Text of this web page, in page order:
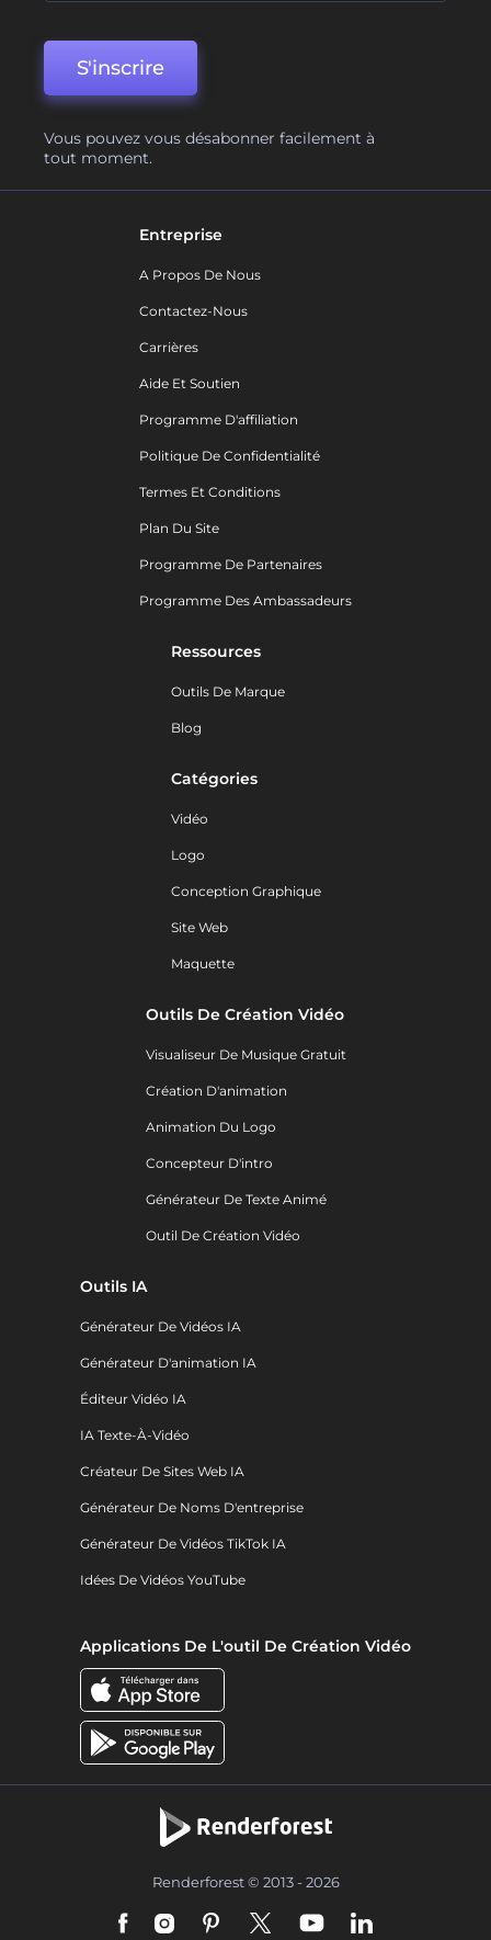
S'inscrire
Vous pouvez vous désabonner facilement à
tout moment.
Entreprise
A Propos De Nous
Contactez-Nous
Carrières
Aide Et Soutien
Programme D'affiliation
Politique De Confidentialité
Termes Et Conditions
Plan Du Site
Programme De Partenaires
Programme Des Ambassadeurs
Ressources
Outils De Marque
Blog
Catégories
Vidéo
Logo
Conception Graphique
Site Web
Maquette
Outils De Création Vidéo
Visualiseur De Musique Gratuit
Création D'animation
Animation Du Logo
Concepteur D'intro
Générateur De Texte Animé
Outil De Création Vidéo
Outils IA
Générateur De Vidéos IA
Générateur D'animation IA
Éditeur Vidéo IA
IA Texte-À-Vidéo
Créateur De Sites Web IA
Générateur De Noms D'entreprise
Générateur De Vidéos TikTok IA
Idées De Vidéos YouTube
Applications De L'outil De Création Vidéo
Renderforest © 2013 - 2026